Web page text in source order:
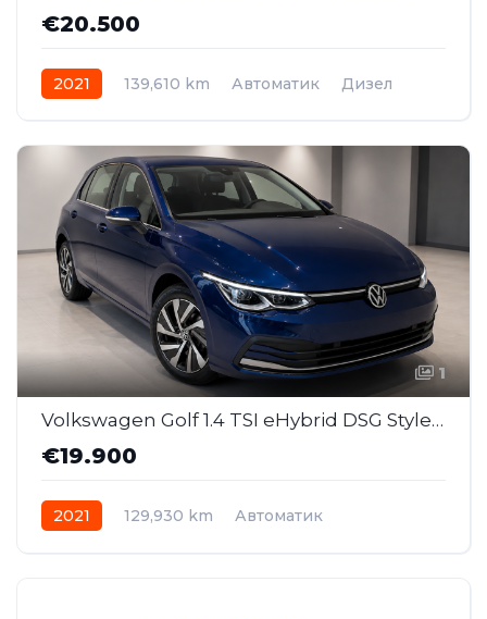
€20.500
2021 139,610 km Автоматик Дизел
1
Volkswagen Golf 1.4 TSI eHybrid DSG Style PHEV (SAJ041)
€19.900
2021 129,930 km
Автоматик